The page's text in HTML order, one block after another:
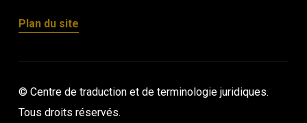
Plan du site
© Centre de traduction et de terminologie juridiques.
Tous droits réservés.